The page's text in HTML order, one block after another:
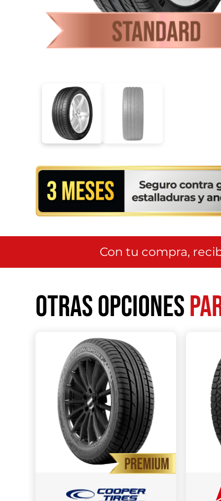
Con tu compra,
Otras opciones